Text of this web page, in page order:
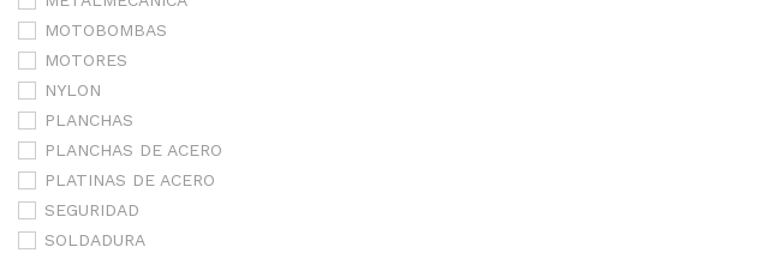
MOTOBOMBAS
MOTORES
NYLON
PLANCHAS
PLANCHAS DE ACERO
PLATINAS DE ACERO
SEGURIDAD
SOLDADURA